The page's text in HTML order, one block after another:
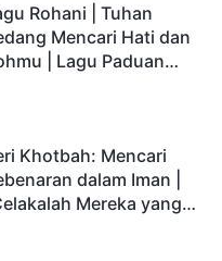
Rohani | Tuhan
Mencari Hati dan
| Lagu Paduan
Khotbah: Mencari
dalam Iman |
Mereka yang